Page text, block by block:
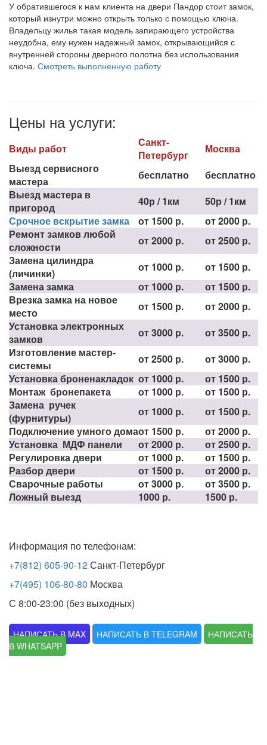
У обратившегося к нам клиента на двери Пандор стоит замок,
который изнутри можно открыть только с помощью ключа.
Владельцу жилья такая модель запирающего устройства
неудобна, ему нужен надежный замок, открывающийся с
внутренней стороны дверного полотна без использования
ключа. Смотреть выполненную работу
Цены на услуги:
Виды работ
Санкт-
Петербург
Москва
Выезд сервисного
мастера
бесплатно
бесплатно
Выезд мастера в
пригород
40р / 1км
50р / 1км
Срочное вскрытие замка
от 1500 р.
от 2000 р.
Ремонт замков любой
сложности
от 2000 р.
от 2500 р.
Замена цилиндра
(личинки)
от 1000 р.
от 1500 р.
Замена замка
от 1000 р.
от 1500 р.
Врезка замка на новое
место
от 1500 р.
от 2000 р.
Установка электронных
замков
от 3000 р.
от 3500 р.
Изготовление мастер-
системы
от 2500 р.
от 3000 р.
Установка броненакладок от 1000 р.
от 1500 р.
Монтаж бронепакета
от 1000 р.
от 1500 р.
Замена ручек
(фурнитуры)
от 1000 р.
от 1500 р.
Подключение умного домаот 1500 р.
от 2000 р.
Установка МДФ панели
от 2000 р.
от 2500 р.
Регулировка двери
от 1000 р.
от 1500 р.
Разбор двери
от 1500 р.
от 2000 р.
Сварочные работы
от 3000 р.
от 3500 р.
Ложный выезд
1000 р. 1500 р.
Информация по телефонам:
+7(812) 605-90-12Санкт-Петербург
+7(495) 106-80-80 Москва
С 8:00-23:00 (без выходных)
НАПИСАТЬ В MAX НАПИСАТЬ В TELEGRAM
НАПИСАТЬ
В WHATSAPP